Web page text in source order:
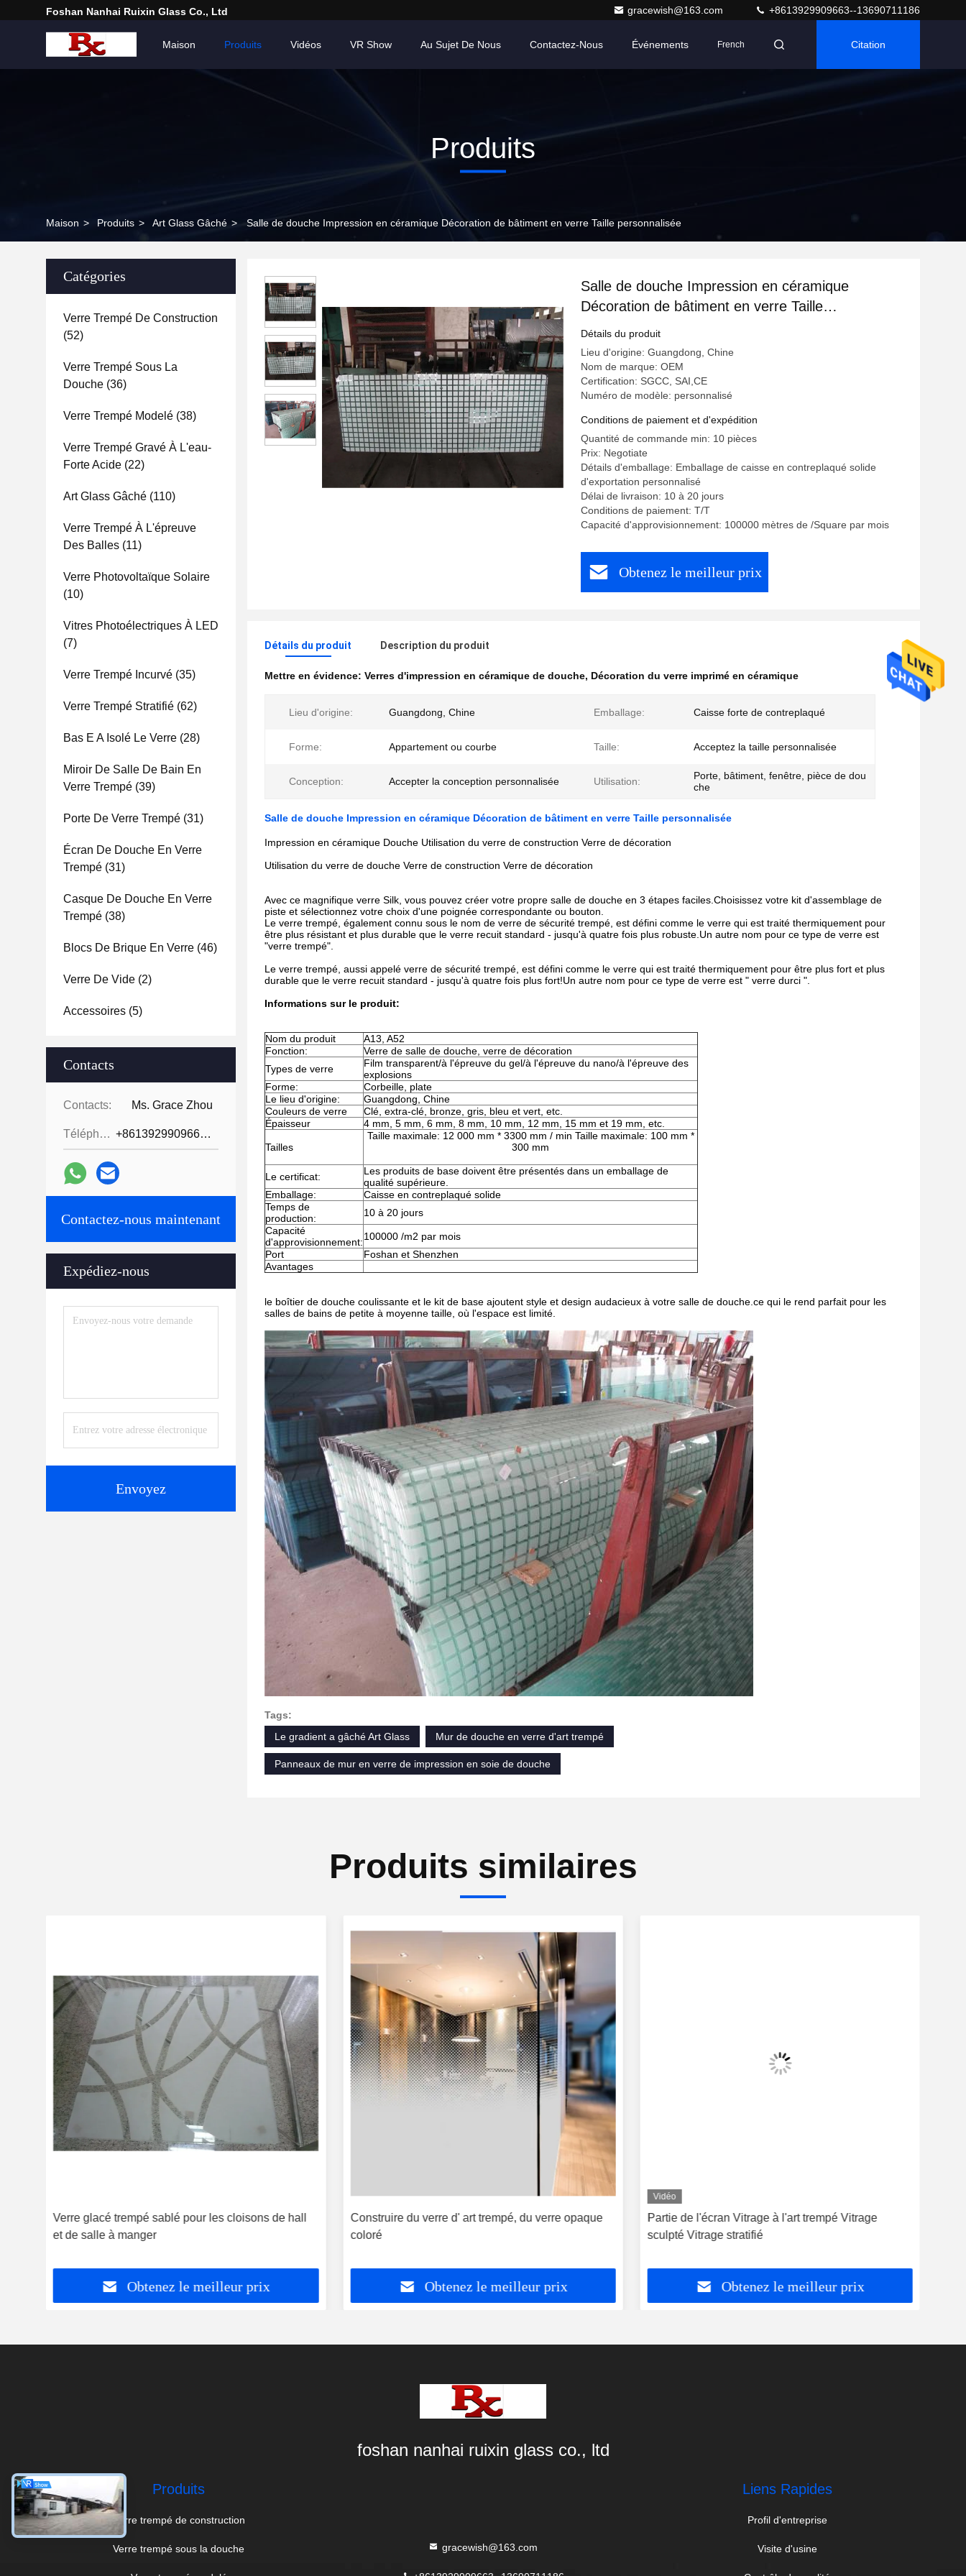
Foshan Nanhai Ruixin Glass Co., Ltd gracewish@163.com +8613929909663--13690711186
Maison Produits Vidéos VR Show Au Sujet De Nous Contactez-Nous Événements French Citation
Produits
Maison > Produits > Art Glass Gâché > Salle de douche Impression en céramique Décoration de bâtiment en verre Taille personnalisée
Catégories
Verre Trempé De Construction
(52)
Verre Trempé Sous La
Douche (36)
Verre Trempé Modelé (38)
Verre Trempé Gravé À L'eau-
Forte Acide (22)
Art Glass Gâché (110)
Verre Trempé À L'épreuve
Des Balles (11)
Verre Photovoltaïque Solaire
(10)
Vitres Photoélectriques À LED
(7)
Verre Trempé Incurvé (35)
Verre Trempé Stratifié (62)
Bas E A Isolé Le Verre (28)
Miroir De Salle De Bain En
Verre Trempé (39)
Porte De Verre Trempé (31)
Écran De Douche En Verre
Trempé (31)
Casque De Douche En Verre
Trempé (38)
Blocs De Brique En Verre (46)
Verre De Vide (2)
Accessoires (5)
Contacts
Contacts: Ms. Grace Zhou
Téléphone: +8613929909663--13690711186
Contactez-nous maintenant
Expédiez-nous
Envoyez
Salle de douche Impression en céramique
Décoration de bâtiment en verre Taille
personnalisée
Détails du produit
Lieu d'origine: Guangdong, Chine
Nom de marque: OEM
Certification: SGCC, SAI,CE
Numéro de modèle: personnalisé
Conditions de paiement et d'expédition
Quantité de commande min: 10 pièces
Prix: Negotiate
Détails d'emballage: Emballage de caisse en contreplaqué solide
d'exportation personnalisé
Délai de livraison: 10 à 20 jours
Conditions de paiement: T/T
Capacité d'approvisionnement: 100000 mètres de /Square par mois
Obtenez le meilleur prix
Détails du produit Description du produit
Mettre en évidence: Verres d'impression en céramique de douche, Décoration du verre imprimé en céramique
Lieu d'origine: Guangdong, Chine Emballage: Caisse forte de contreplaqué
Forme: Appartement ou courbe Taille: Acceptez la taille personnalisée
Conception: Accepter la conception personnalisée Utilisation:
Porte, bâtiment, fenêtre, pièce de dou
che
Salle de douche Impression en céramique Décoration de bâtiment en verre Taille personnalisée
Impression en céramique Douche Utilisation du verre de construction Verre de décoration
Utilisation du verre de douche Verre de construction Verre de décoration
Avec ce magnifique verre Silk, vous pouvez créer votre propre salle de douche en 3 étapes faciles.Choisissez votre kit d'assemblage de
piste et sélectionnez votre choix d'une poignée correspondante ou bouton.
Le verre trempé, également connu sous le nom de verre de sécurité trempé, est défini comme le verre qui est traité thermiquement pour
être plus résistant et plus durable que le verre recuit standard - jusqu'à quatre fois plus robuste. Un autre nom pour ce type de verre est
"verre trempé".
Le verre trempé, aussi appelé verre de sécurité trempé, est défini comme le verre qui est traité thermiquement pour être plus fort et plus
durable que le verre recuit standard - jusqu'à quatre fois plus fort!Un autre nom pour ce type de verre est " verre durci ".
Informations sur le produit:
Nom du produit
A13, A52
Fonction:
Verre de salle de douche, verre de décoration
Types de verre
Film transparent/à l'épreuve du gel/à l'épreuve du nano/à l'épreuve des
explosions
Forme:
Corbeille, plate
Le lieu d'origine:
Guangdong, Chine
Couleurs de verre
Clé, extra-clé, bronze, gris, bleu et vert, etc.
Épaisseur
4 mm, 5 mm, 6 mm, 8 mm, 10 mm, 12 mm, 15 mm et 19 mm, etc.
Tailles
Taille maximale: 12 000 mm * 3300 mm / min Taille maximale: 100 mm *
300 mm
Le certificat:
Les produits de base doivent être présentés dans un emballage de
qualité supérieure.
Emballage:
Caisse en contreplaqué solide
Temps de
production:
10 à 20 jours
Capacité
d'approvisionnement:100000 /m2 par mois
Port
Foshan et Shenzhen
Avantages
le boîtier de douche coulissante et le kit de base ajoutent style et design audacieux à votre salle de douche.ce qui le rend parfait pour les
salles de bains de petite à moyenne taille, où l'espace est limité.
Tags:
Le gradient a gâché Art Glass
Mur de douche en verre d'art trempé
Panneaux de mur en verre de impression en soie de douche
Produits similaires
Verre glacé trempé sablé pour les cloisons de hall
et de salle à manger
Obtenez le meilleur prix
Construire du verre d' art trempé, du verre opaque
coloré
Obtenez le meilleur prix
Vidéo
Partie de l'écran Vitrage à l'art trempé Vitrage
sculpté Vitrage stratifié
Obtenez le meilleur prix
foshan nanhai ruixin glass co., ltd
Produits
Verre trempé de construction
Verre trempé sous la douche gracewish@163.com
Liens Rapides
Profil d'entreprise
Visite d'usine